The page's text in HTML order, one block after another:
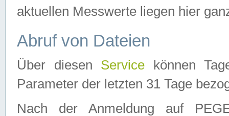
aktuellen Messwerte liegen hier
Abruf von Dateien
Über diesen Service können
Parameter der letzten 31 Tage
Nach der Anmeldung auf